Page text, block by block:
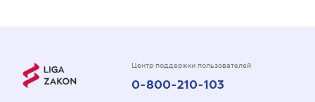
Центр поддержки пользователей
0-800-210-103